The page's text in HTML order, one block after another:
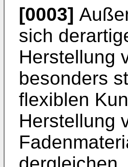
[0003]
sich
Herstellung
besonders
flexiblen
Herstellung